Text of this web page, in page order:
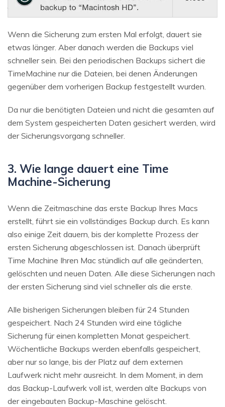
Wenn die Sicherung zum ersten Mal erfolgt, dauert sie
etwas länger. Aber danach werden die Backups viel
schneller sein. Bei den periodischen Backups sichert die
TimeMachine nur die Dateien, bei denen Änderungen
gegenüber dem vorherigen Backup festgestellt wurden.
Da nur die benötigten Dateien und nicht die gesamten auf
dem System gespeicherten Daten gesichert werden, wird
der Sicherungsvorgang schneller.
3. Wie lange dauert eine Time
Machine-Sicherung
Wenn die Zeitmaschine das erste Backup Ihres Macs
erstellt, führt sie ein vollständiges Backup durch. Es kann
also einige Zeit dauern, bis der komplette Prozess der
ersten Sicherung abgeschlossen ist. Danach überprüft
Time Machine Ihren Mac stündlich auf alle geänderten,
gelöschten und neuen Daten. Alle diese Sicherungen nach
der ersten Sicherung sind viel schneller als die erste.
Alle bisherigen Sicherungen bleiben für 24 Stunden
gespeichert. Nach 24 Stunden wird eine tägliche
Sicherung für einen kompletten Monat gespeichert.
Wöchentliche Backups werden ebenfalls gespeichert,
aber nur so lange, bis der Platz auf dem externen
Laufwerk nicht mehr ausreicht. In dem Moment, in dem
das Backup-Laufwerk voll ist, werden alte Backups von
der eingebauten Backup-Maschine gelöscht.